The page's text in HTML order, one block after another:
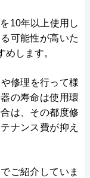
10年以上使用し
可能性が高いた
します。
修理を行って様
の寿命は使用環
は、その都度修
ナンス費が抑え
ご紹介していま